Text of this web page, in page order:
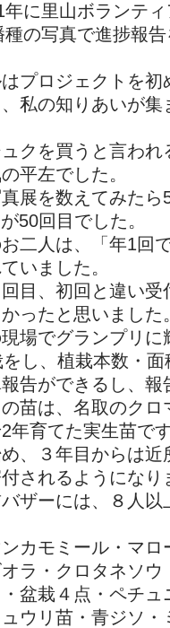
に里山ボランテ
の写真で進捗報
プロジェクトを
私の知りあいが
クを買うと言わ
平左でした。
展を数えてみた
50回目でした。
二人は、「年1回
いました。
目、初回と違い
ったと思いました
場でグランプリ
し、植栽本数・
告ができるし、
苗は、名取のクロ
年育てた実生苗で
、３年目からは
されるようになり
ザーには、８人
カモミール・マ
ラ・クロタネソ
盆栽４点・ペチ
ウリ苗・青ジソ